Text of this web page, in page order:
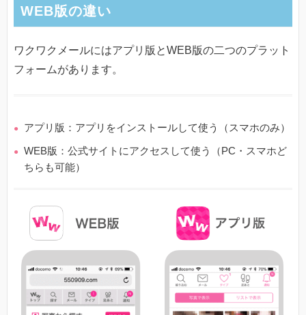
WEB版の違い
ワクワクメールにはアプリ版とWEB版の二つのプラット
フォームがあります。
アプリ版：アプリをインストールして使う（スマホのみ）
WEB版：公式サイトにアクセスして使う（PC・スマホど
ちらも可能）